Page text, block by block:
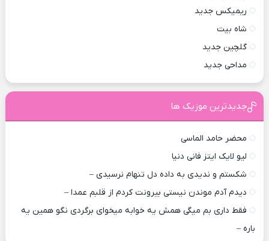
ریمیکس جدید
شاه بیت
گلچین جدید
مداحی جدید
جدیدترین موزیک ها
محضر حامد الماسی
لیو لایک ایتز فانی دنیا
شکستم و ندیدی به داده دل تنهام نرسیدی –
دیدم آدم موندن نیستی بیرونت کردم از قلبم عمدا –
فقط داری بم میگی همش یه خوابه میخوای برگردی نگو همین یه
باره –